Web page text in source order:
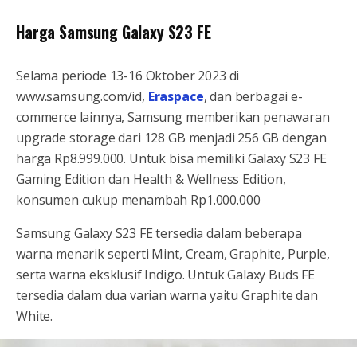
Harga Samsung Galaxy S23 FE
Selama periode 13-16 Oktober 2023 di
www.samsung.com/id, Eraspace, dan berbagai e-
commerce lainnya, Samsung memberikan penawaran
upgrade storage dari 128 GB menjadi 256 GB dengan
harga Rp8.999.000. Untuk bisa memiliki Galaxy S23 FE
Gaming Edition dan Health & Wellness Edition,
konsumen cukup menambah Rp1.000.000
Samsung Galaxy S23 FE tersedia dalam beberapa
warna menarik seperti Mint, Cream, Graphite, Purple,
serta warna eksklusif Indigo. Untuk Galaxy Buds FE
tersedia dalam dua varian warna yaitu Graphite dan
White.